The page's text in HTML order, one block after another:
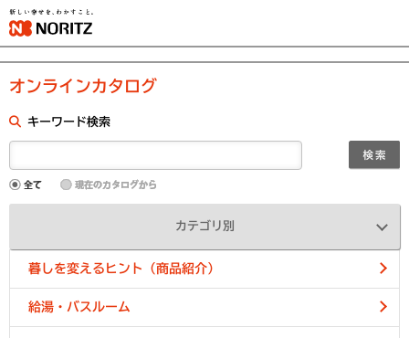
オンラインカタログ
キーワード検索
カテゴリ別
暮しを変えるヒント（商品紹介）
給湯・バスルーム